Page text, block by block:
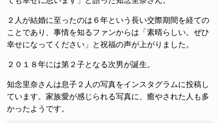
２人が結婚に至ったのは６年という長い交際期間を経ての
ことであり、事情を知るファンからは「素晴らしい。ぜひ
幸せになってください」と祝福の声が上がりました。
２０１８年には第２子となる次男が誕生。
知念里奈さんは息子２人の写真をインスタグラムに投稿し
ています。家族愛が感じられる写真に、癒やされた人も多
かったようです。